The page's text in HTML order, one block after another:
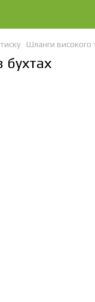
Шланги високого
бухтах